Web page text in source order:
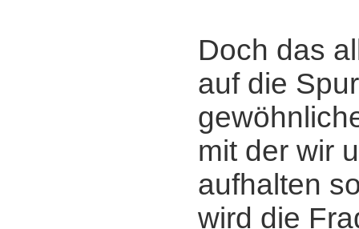
Doch das
auf die
mit der wir
aufhalten
wird die